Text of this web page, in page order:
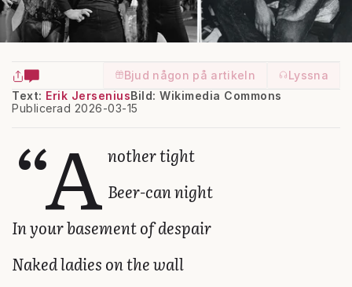
Bjud någon på artikeln
Lyssna
Text: Erik Jersenius
Publicerad 2026-03-15
Bild: Wikimedia Commons
“A nother tight
Beer-can night
In your basement of despair
Naked ladies on the wall